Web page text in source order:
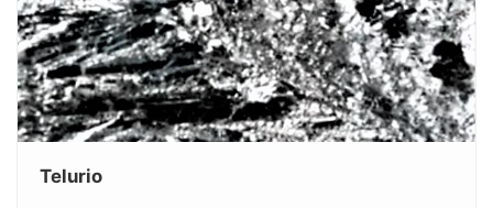
Telurio